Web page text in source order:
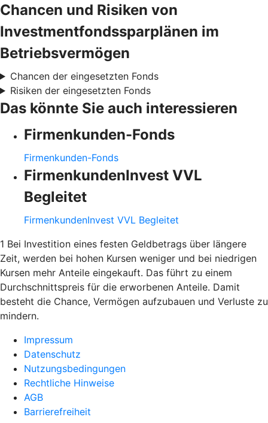
Chancen und Risiken von
Investmentfondssparplänen im
Betriebsvermögen
Chancen der eingesetzten Fonds
Risiken der eingesetzten Fonds
Das könnte Sie auch interessieren
Firmenkunden-Fonds
Firmenkunden-Fonds
FirmenkundenInvest VVL
Begleitet
FirmenkundenInvest VVL Begleitet
1 Bei Investition eines festen Geldbetrags über längere
Zeit, werden bei hohen Kursen weniger und bei niedrigen
Kursen mehr Anteile eingekauft. Das führt zu einem
Durchschnittspreis für die erworbenen Anteile. Damit
besteht die Chance, Vermögen aufzubauen und Verluste zu
mindern.
Impressum
Datenschutz
Nutzungsbedingungen
Rechtliche Hinweise
AGB
Barrierefreiheit